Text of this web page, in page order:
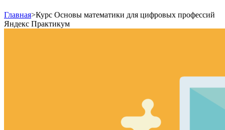
Главная>Курс Основы математики для цифровых профессий
Яндекс Практикум